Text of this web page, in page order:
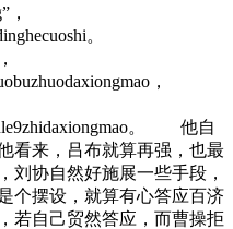
，
。
，
。 他自
看来，吕布就算再强，也最
刘协自然好施展一些手段，
个摆设，就算有心答应百济
若自己贸然答应，而曹操拒